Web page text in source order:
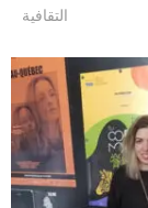
التقافية